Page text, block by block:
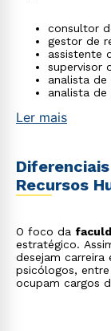
consultor
gestor de
assistente
supervisor
analista
analista de
Ler mais
Recursos
O foco da
estratégico.
desejam carreira
psicólogos,
ocupam cargos